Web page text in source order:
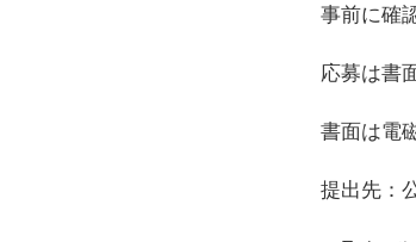
事前に確
応募は書
書面は電
提出先：